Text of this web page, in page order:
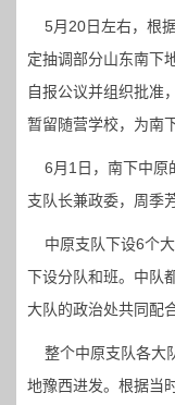
5月20日左右，根
定抽调部分山东南下
自报公议并组织批准
暂留随营学校，为南
6月1日，南下中原
支队长兼政委，周季
中原支队下设6个大
下设分队和班。中队
大队的政治处共同配
整个中原支队各大
地豫西进发。根据当